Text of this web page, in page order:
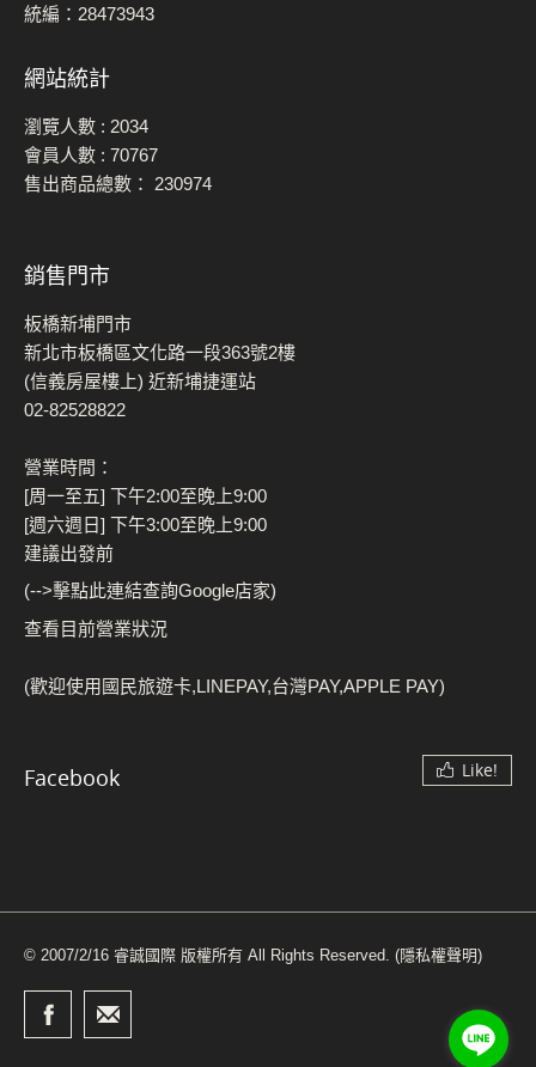
統編：28473943
網站統計
瀏覽人數 : 2034
會員人數 : 70767
售出商品總數： 230974
銷售門市
板橋新埔門市
新北市板橋區文化路一段363號2樓
(信義房屋樓上) 近新埔捷運站
02-82528822
營業時間：
[周一至五] 下午2:00至晚上9:00
[週六週日] 下午3:00至晚上9:00
建議出發前
(-->擊點此連結查詢Google店家)
查看目前營業狀況
(歡迎使用國民旅遊卡,LINEPAY,台灣PAY,APPLE PAY)
Facebook Like!
© 2007/2/16 睿誠國際 版權所有 All Rights Reserved. (隱私權聲明)